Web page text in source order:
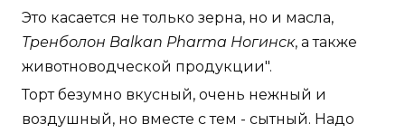
Это касается не только зерна, но и масла,
Тренболон Balkan Pharma Ногинск, а также
животноводческой продукции".
Торт безумно вкусный, очень нежный и
воздушный, но вместе с тем - сытный. Надо